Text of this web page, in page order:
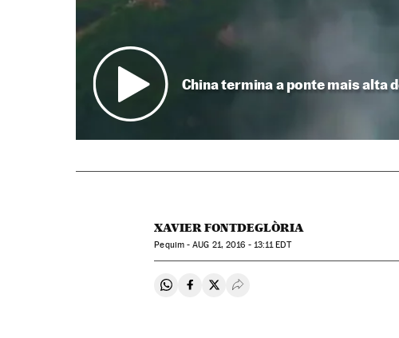
China termina a ponte mais alta
XAVIER FONTDEGLÒRIA
Pequim -AUG 21, 2016 - 13:11EDT
Compartir en Whatsapp
Compartir en Facebook
Compartir en Twitter
Desplegar Redes Sociales